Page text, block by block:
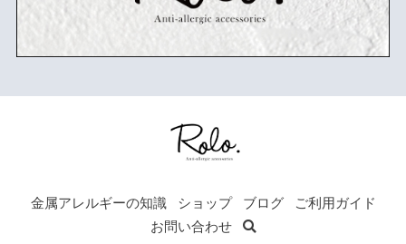
金属アレルギーの知識 ショップ ブログ
ご利用ガイド
お問い合わせ